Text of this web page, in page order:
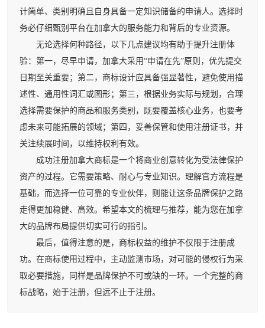
计简单、类别明确且自身具备一定知识储备的申请人。选择时
务必仔细甄别平台在加拿大的服务能力和背后的专业资源。
无论选择何种路径，以下几点建议均有助于提升注册体
验：第一，尽早申请，加拿大采用“申请在先”原则，优先提交
日期至关重要；第二，商标设计应具备强显著性，避免使用描
述性、通用性词汇或图形；第三，根据业务实际与规划，合理
选择需要保护的商品和服务类别，既要覆盖核心业务，也要考
虑未来可能拓展的领域；第四，妥善保管和使用注册证书，并
关注续展时间，以维持权利有效。
成功注册加拿大商标是一个将商业创意转化为受法律保护
资产的过程。它需要策略、耐心与专业知识。理解官方流程是
基础，而选择一位可靠的专业伙伴，则能让这条品牌保护之路
走得更加稳健、高效。希望本文的梳理与推荐，能为您在加拿
大的品牌布局提供切实可行的指引。
最后，值得注意的是，商标权益的维护不仅限于注册成
功。在商标使用过程中，主动监测市场，对可能的侵权行为采
取必要措施，同样是品牌保护不可或缺的一环。一个完整的商
标战略，始于注册，但远不止于注册。